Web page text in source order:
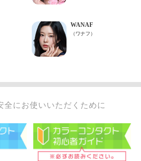
全にお使いいただくために